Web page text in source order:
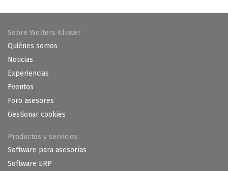
Sobre Wolters Kluwer
Quiénes somos
Noticias
Experiencias
Eventos
Foro asesores
Gestionar cookies
Productos y servicios
Software para asesorías
Software ERP